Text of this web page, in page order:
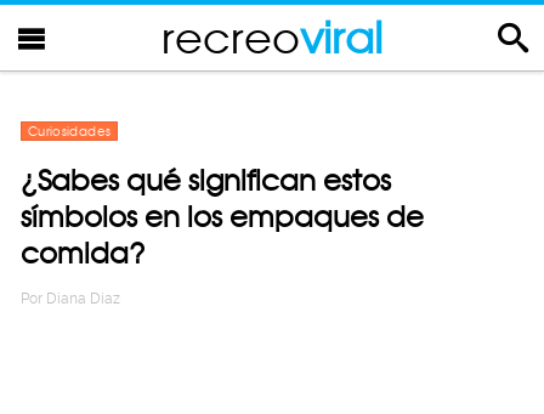
recreoviral
Curiosidades
¿Sabes qué significan estos
símbolos en los empaques de
comida?
Por Diana Diaz